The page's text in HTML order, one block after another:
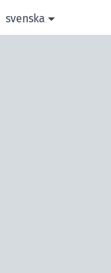
svenska